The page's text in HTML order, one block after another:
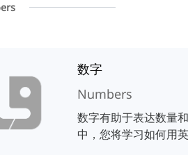
数字
Numbers
数字有助于表达数量
中，您将学习如何用